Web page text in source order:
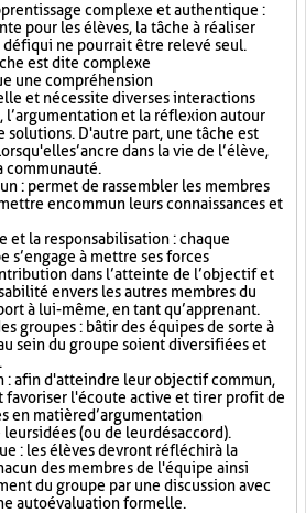
complexe et authentique :
pour les élèves, la tâche à réaliser
qui ne pourrait être relevé seul.
est dite complexe
une compréhension
et nécessite diverses interactions
l’argumentation et la réflexion autour
solutions. D'autre part, une tâche est
s’ancre dans la vie de l’élève,
communauté.
: permet de rassembler les membres
en commun leurs connaissances et
et la responsabilisation : chaque
s’engage à mettre ses forces
dans l’atteinte de l’objectif et
envers les autres membres du
à lui-même, en tant qu’apprenant.
groupes : bâtir des équipes de sorte à
sein du groupe soient diversifiées et
: afin d'atteindre leur objectif commun,
favoriser l'écoute active et tirer profit de
en matière d’argumentation
idées (ou de leur désaccord).
: les élèves devront réfléchir à la
des membres de l'équipe ainsi
du groupe par une discussion avec
autoévaluation formelle.